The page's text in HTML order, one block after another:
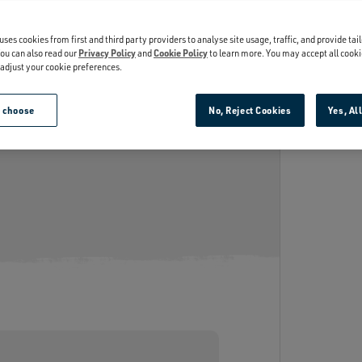
marc de votre préparation, pour
équilibré dans chaque tasse.
Fabriqué en acier
alimentaire, résistant
cookies from first and third party providers to analyse site usage, traffic, and provide
can also read our Privacy PolicyandCookie Policyto learn more. You may accept all
your cookie preferences.
choose No, Reject Cookies Yes,